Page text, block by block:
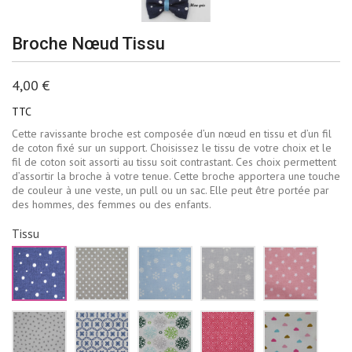
Broche Nœud Tissu
4,00 €
TTC
Cette ravissante broche est composée d’un nœud en tissu et d’un fil
de coton fixé sur un support. Choisissez le tissu de votre choix et le
fil de coton soit assorti au tissu soit contrastant. Ces choix permettent
d’assortir la broche à votre tenue. Cette broche apportera une touche
de couleur à une veste, un pull ou un sac. Elle peut être portée par
des hommes, des femmes ou des enfants.
Tissu
Bleu
marine
pois
blancs
Beige
pois
blancs
flocons
neige
blancs
Gris
pâle
flocons
neige
blancs
étoiles
Blanc
triangles
gris
Blanc
fleurs
bleu
Blanc
fleur
vertes
Rouge
losanges
blancs